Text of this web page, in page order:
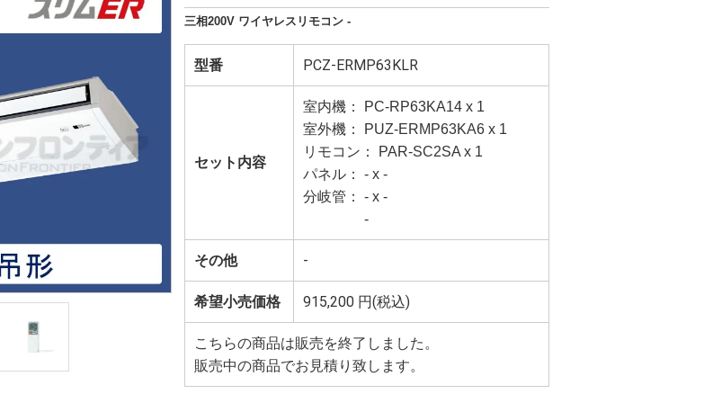
三相200V ワイヤレスリモコン -
型番 PCZ-ERMP63KLR
セット内容
室内機： PC-RP63KA14 x 1
室外機： PUZ-ERMP63KA6 x 1
リモコン： PAR-SC2SA x 1
パネル： - x -
分岐管： - x -
-
その他 -
希望小売価格 915,200 円(税込)
こちらの商品は販売を終了しました。
販売中の商品でお見積り致します。